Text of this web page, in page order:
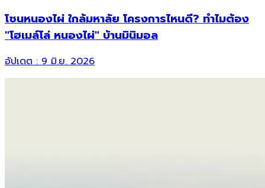
โซนหนองไผ่ ใกล้มหาลัย โครงการไหนดี? ทำไมต้อง
"โฮเมล์โล่ หนองไผ่" บ้านมินิมอล
อัปเดต :9 มิ.ย. 2026